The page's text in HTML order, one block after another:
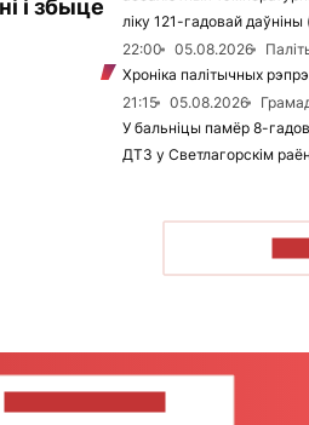
і збыце
ліку 121-гадовай
22:00
05.08.2026
Хроніка палітычных
21:15
05.08.2026
У бальніцы памёр 8-
ДТЗ у Светлагорскім